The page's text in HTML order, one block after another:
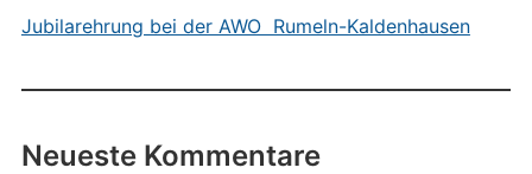
Jubilarehrung bei der AWO Rumeln-Kaldenhausen
Neueste Kommentare